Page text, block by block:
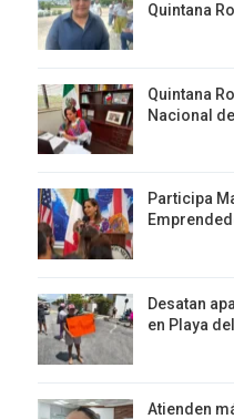
Quintana
Quintana
Nacional
Participa
Desatan
en Playa
Atienden